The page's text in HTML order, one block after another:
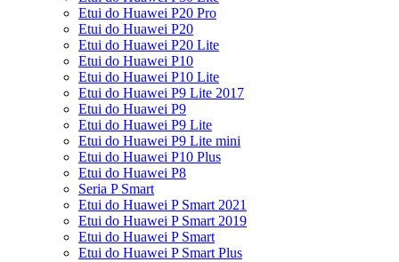
Etui do Huawei P20 Pro
Etui do Huawei P20
Etui do Huawei P20 Lite
Etui do Huawei P10
Etui do Huawei P10 Lite
Etui do Huawei P9 Lite 2017
Etui do Huawei P9
Etui do Huawei P9 Lite
Etui do Huawei P9 Lite mini
Etui do Huawei P10 Plus
Etui do Huawei P8
Seria P Smart
Etui do Huawei P Smart 2021
Etui do Huawei P Smart 2019
Etui do Huawei P Smart
Etui do Huawei P Smart Plus